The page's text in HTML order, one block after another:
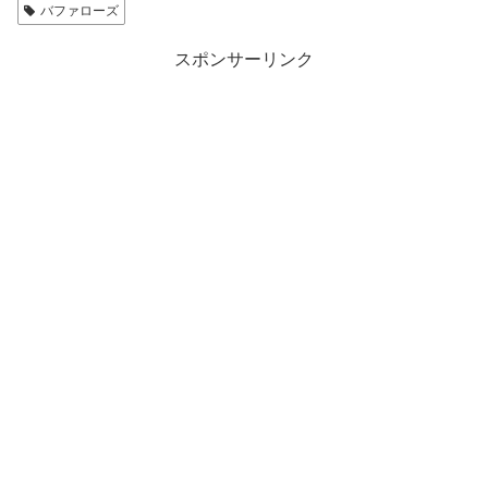
バファローズ
スポンサーリンク